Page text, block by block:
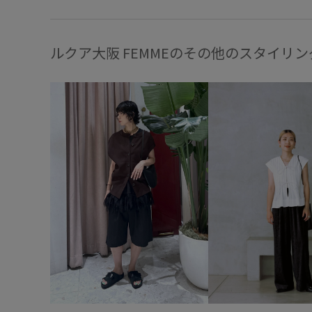
ルクア大阪 FEMMEのその他のスタイリ